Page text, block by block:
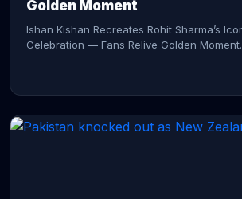
Golden Moment
Ishan Kishan Recreates Rohit Sharma’s
Celebration — Fans Relive Golden